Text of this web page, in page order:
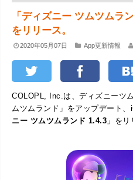
「ディズニー ツムツムラ
をリリース。
2020年05月07日 App更新情報
COLOPL, Inc.は、ディズニーツ
ムツムランド」をアップデート
ニー ツムツムランド 1.4.3 」をリ